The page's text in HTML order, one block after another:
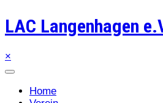
LAC Langenhagen
×
Home